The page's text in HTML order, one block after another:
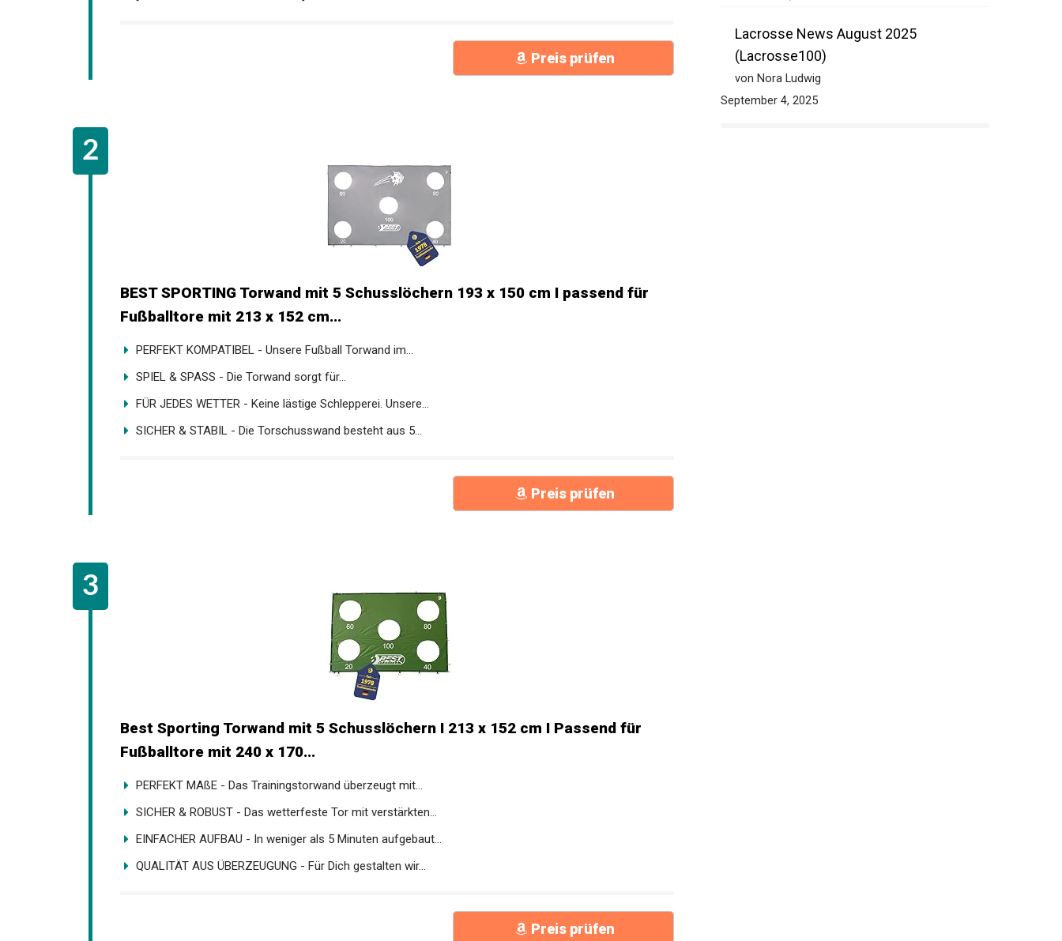
Preis prüfen
BEST SPORTING Torwand mit 5 Schusslöchern 193 x 150 cm I passend für
Fußballtore mit 213 x 152 cm...
PERFEKT KOMPATIBEL - Unsere Fußball Torwand im...
SPIEL & SPASS - Die Torwand sorgt für...
FÜR JEDES WETTER - Keine lästige Schlepperei. Unsere...
SICHER & STABIL - Die Torschusswand besteht aus 5...
Preis prüfen
Best Sporting Torwand mit 5 Schusslöchern I 213 x 152 cm I Passend für
Fußballtore mit 240 x 170...
PERFEKT MAßE - Das Trainingstorwand überzeugt mit...
SICHER & ROBUST - Das wetterfeste Tor mit verstärkten...
EINFACHER AUFBAU - In weniger als 5 Minuten aufgebaut...
QUALITÄT AUS ÜBERZEUGUNG - Für Dich gestalten wir...
Preis prüfen
Lacrosse News August 2025
(Lacrosse100)
von Nora Ludwig